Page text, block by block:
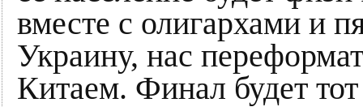
вместе с олигархами и
Украину, нас
Китаем. Финал будет